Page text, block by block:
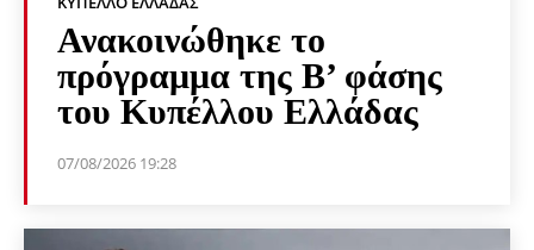
Ανακοινώθηκε το
πρόγραμμα της Β’ φάσης
του Κυπέλλου Ελλάδας
07/08/2026 19:28